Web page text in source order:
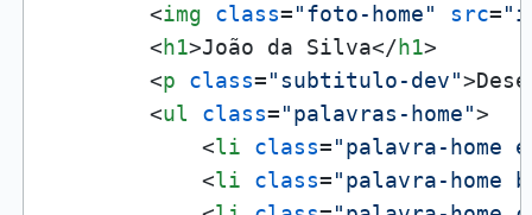
<img class="foto-home" src=
<h1>João da Silva</h1>
<p class="subtitulo-dev">
<ul class="palavras-home">
<li class="palavra-home
<li class="palavra-home